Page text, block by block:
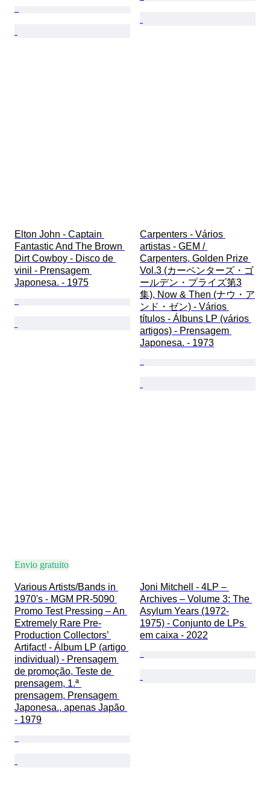
Elton John - Captain
Fantastic And The Brown
Dirt Cowboy - Disco de
vinil - Prensagem
Japonesa. - 1975
Carpenters - Vários
artistas - GEM /
Carpenters, Golden Prize
Vol.3 (カーペンターズ・ゴ
ールデン・プライズ第3
集), Now & Then (ナウ・ア
ンド・ゼン) - Vários
títulos - Álbuns LP (vários
artigos) - Prensagem
Japonesa. - 1973
Envio gratuito
Various Artists/Bands in
1970's - MGM PR-5090
Promo Test Pressing – An
Extremely Rare Pre-
Production Collectors’
Artifact! - Álbum LP (artigo
individual) - Prensagem
de promoção, Teste de
prensagem, 1.ª
prensagem, Prensagem
Japonesa., apenas Japão
- 1979
Joni Mitchell - 4LP –
Archives – Volume 3: The
Asylum Years (1972-
1975) - Conjunto de LPs
em caixa - 2022